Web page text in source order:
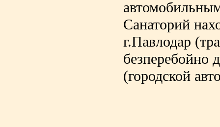
Санаторий
г.Павлодар
безперебойно
(городской